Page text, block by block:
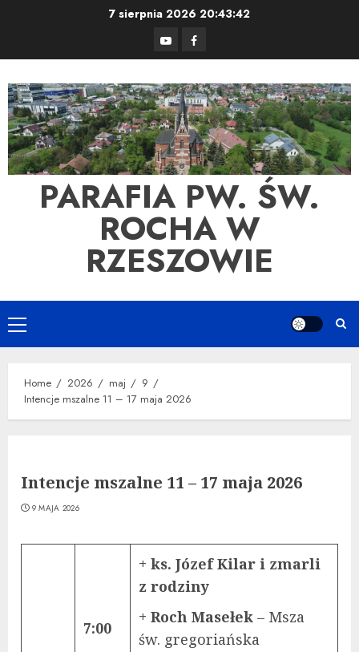
7 sierpnia 2026 20:43:42
YouTubeFacebook
PARAFIA PW. ŚW.
ROCHA W
RZESZOWIE
Primary
Menu
Home 2026 maj
9
Intencje mszalne 11 – 17 maja 2026
Intencje mszalne 11 – 17 maja 2026
9 MAJA 2026
7:00
+ ks. Józef Kilar i zmarli
z rodziny
+ Roch Masełek – Msza
św. gregoriańska